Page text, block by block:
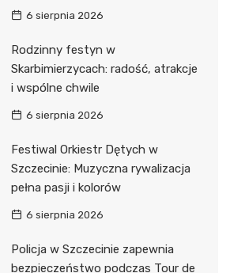
6 sierpnia 2026
Rodzinny festyn w
Skarbimierzycach: radość, atrakcje
i wspólne chwile
6 sierpnia 2026
Festiwal Orkiestr Dętych w
Szczecinie: Muzyczna rywalizacja
pełna pasji i kolorów
6 sierpnia 2026
Policja w Szczecinie zapewnia
bezpieczeństwo podczas Tour de